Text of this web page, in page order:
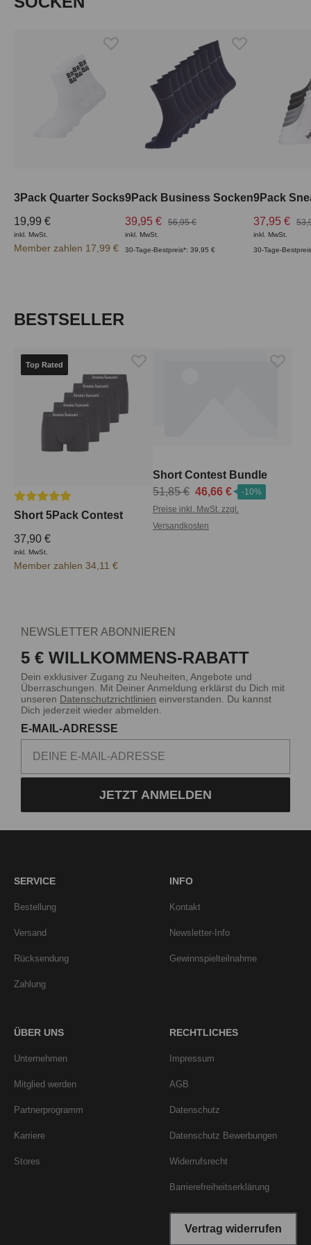
3Pack Quarter Socks
19,99 €
inkl. MwSt.
Member zahlen 17,99 €
9Pack Business Socken
39,95 €
56,95 €
inkl. MwSt.
30-Tage-Bestpreis*: 39,95 €
9Pack
37,95 €
inkl. MwSt.
30-Tage-
Produktgalerie überspringen
BESTSELLER
Top Rated
Durchschnittliche Bewertung von 5 von 5 Sternen
Short 5Pack Contest
37,90 €
inkl. MwSt.
Member zahlen 34,11 €
Short Contest Bundle
51,85 € 46,66 €
-10%
Preise inkl. MwSt. zzgl.
Versandkosten
NEWSLETTER ABONNIEREN
5 € WILLKOMMENS-RABATT
Dein exklusiver Zugang zu Neuheiten, Angebote und
Überraschungen. Mit Deiner Anmeldung erklärst du Dich mit
unseren Datenschutzrichtlinien einverstanden. Du kannst
Dich jederzeit wieder abmelden.
E-MAIL-ADRESSE
JETZT ANMELDEN
SERVICE
Bestellung
Versand
Rücksendung
Zahlung
INFO
Kontakt
Newsletter-Info
Gewinnspielteilnahme
ÜBER UNS
Unternehmen
Mitglied werden
Partnerprogramm
Karriere
Stores
RECHTLICHES
Impressum
AGB
Datenschutz
Datenschutz Bewerbungen
Widerrufsrecht
Barrierefreiheitserklärung
Vertrag widerrufen